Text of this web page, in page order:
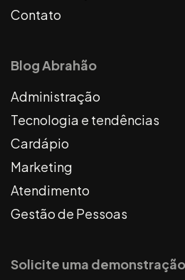
Contato
Blog Abrahão
Administração
Tecnologia e tendências
Cardápio
Marketing
Atendimento
Gestão de Pessoas
Solicite uma demonstração